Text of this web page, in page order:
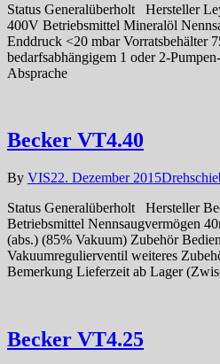
Status Generalüberholt Hersteller
400V Betriebsmittel Mineralöl
Enddruck <20 mbar Vorratsbehälter
bedarfsabhängigem 1 oder 2-
Absprache
Becker VT4.40
By VIS22. Dezember 2015
Status Generalüberholt Hersteller
Betriebsmittel Nennsaugvermögen
(abs.) (85% Vakuum) Zubehör
Vakuumregulierventil weiteres
Bemerkung Lieferzeit ab Lager
Becker VT4.25